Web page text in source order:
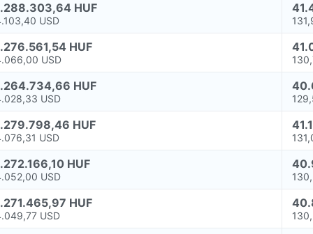
HUF
USD
HUF
USD
HUF
USD
HUF
USD
HUF
USD
HUF
USD